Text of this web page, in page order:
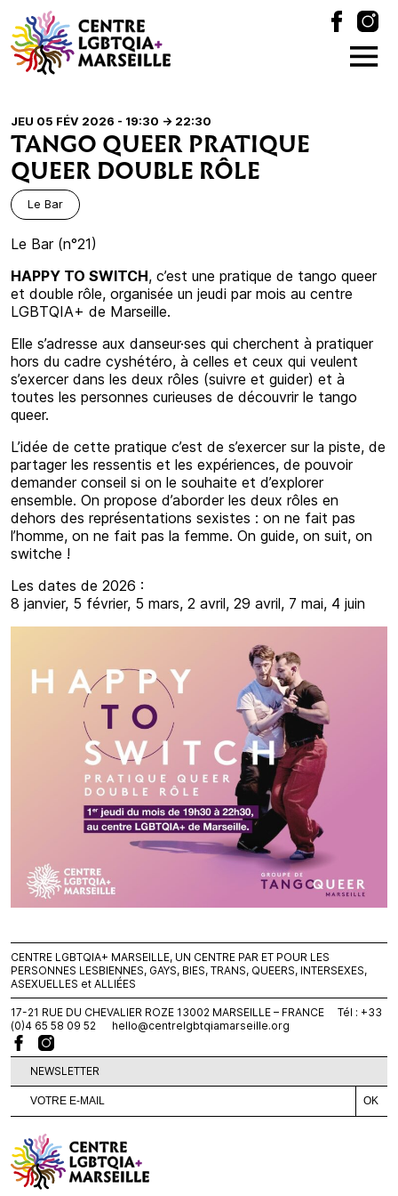
JEU 05 FÉV 2026 - 19:30 -> 22:30
TANGO QUEER PRATIQUE
QUEER DOUBLE RÔLE
Le Bar
Le Bar (n°21)
HAPPY TO SWITCH, c’est une pratique de tango queer
et double rôle, organisée un jeudi par mois au centre
LGBTQIA+ de Marseille.
Elle s’adresse aux danseur·ses qui cherchent à pratiquer
hors du cadre cyshétéro, à celles et ceux qui veulent
s’exercer dans les deux rôles (suivre et guider) et à
toutes les personnes curieuses de découvrir le tango
queer.
L’idée de cette pratique c’est de s’exercer sur la piste, de
partager les ressentis et les expériences, de pouvoir
demander conseil si on le souhaite et d’explorer
ensemble. On propose d’aborder les deux rôles en
dehors des représentations sexistes : on ne fait pas
l’homme, on ne fait pas la femme. On guide, on suit, on
switche !
Les dates de 2026 :
8 janvier, 5 février, 5 mars, 2 avril, 29 avril, 7 mai, 4 juin
CENTRE LGBTQIA+ MARSEILLE, UN CENTRE PAR ET POUR LES
PERSONNES LESBIENNES, GAYS, BIES, TRANS, QUEERS, INTERSEXES,
ASEXUELLES et ALLIÉES
17-21 RUE DU CHEVALIER ROZE 13002 MARSEILLE – FRANCE Tél : +33
(0)4 65 58 09 52
hello@centrelgbtqiamarseille.org
NEWSLETTER